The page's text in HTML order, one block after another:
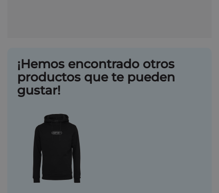
¡Hemos encontrado otros
productos que te pueden
gustar!